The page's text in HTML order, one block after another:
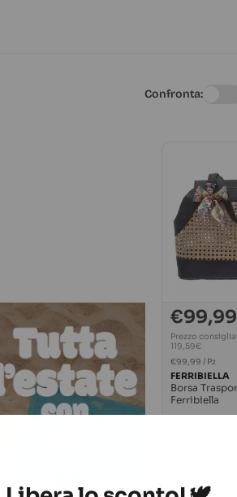
Confronta:
Prezzo
normale
€99,99
Prezzo
119,59€
PREZZO
UNITARIO
€99,99/ Per
Pz
FERRIBIELLA
Borsa
Ferribiella
Consegna